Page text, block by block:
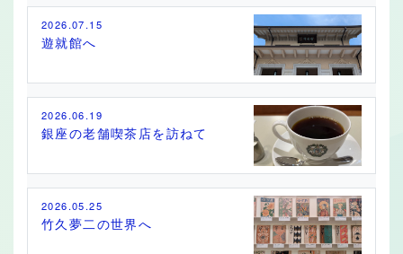
2026.07.15
遊就館へ
2026.06.19
銀座の老舗喫茶店を訪ねて
2026.05.25
竹久夢二の世界へ